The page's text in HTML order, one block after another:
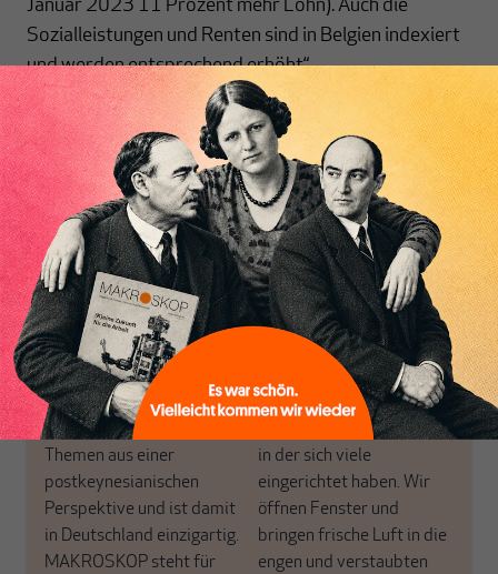
Inhaltsverzeichnis
Januar 2023 11 Prozent mehr Lohn). Auch die
Sozialleistungen und Renten sind in Belgien indexiert
und werden entsprechend erhöht.“
[...]
Nichts schreibt sich
von allein!
Nur für Abonnenten
MAKROSKOP analysiert
wirtschaftspolitische
Themen aus einer
postkeynesianischen
Perspektive und ist damit
in Deutschland einzigartig.
MAKROSKOP steht für
Wir verlassen die
journalistische Filterblase,
in der sich viele
eingerichtet haben. Wir
öffnen Fenster und
bringen frische Luft in die
engen und verstaubten